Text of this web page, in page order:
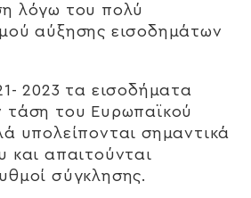
λόγω του πολύ
αύξησης εισοδημάτων
2023 τα εισοδήματα
τάση του Ευρωπαϊκού
υπολείπονται σημαντικά
και απαιτούνται
σύγκλησης.